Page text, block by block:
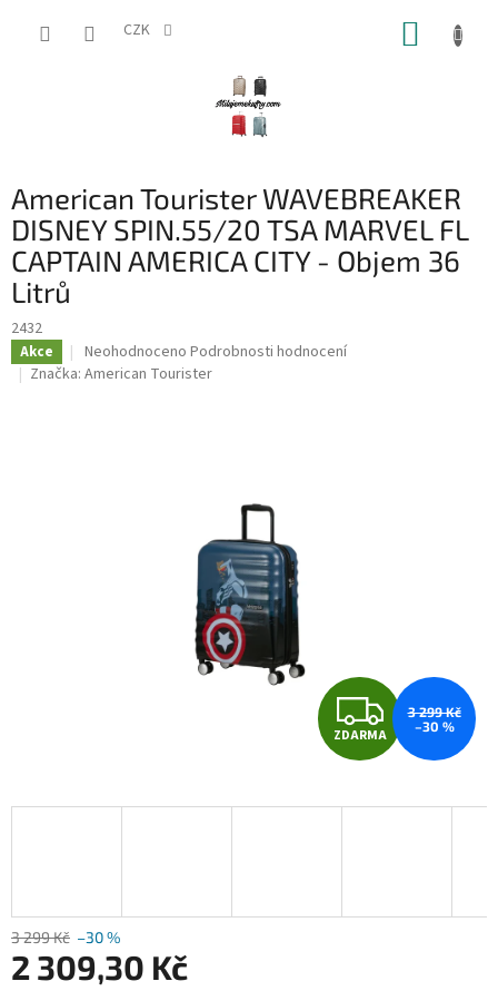
CZK
American Tourister WAVEBREAKER
DISNEY SPIN.55/20 TSA MARVEL FL
CAPTAIN AMERICA CITY - Objem 36
Litrů
2432
Akce
Průměrné
hodnocení
Neohodnoceno Podrobnosti hodnocení
Značka: American Tourister
Z
D
A
ZDARMA
3 299 Kč
–30 %
3 299 Kč –30 %
2 309,30 Kč